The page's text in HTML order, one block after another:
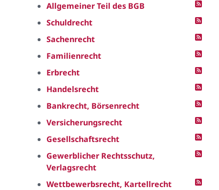
Allgemeiner Teil des BGB
Schuldrecht
Sachenrecht
Familienrecht
Erbrecht
Handelsrecht
Bankrecht, Börsenrecht
Versicherungsrecht
Gesellschaftsrecht
Gewerblicher Rechtsschutz,
Verlagsrecht
Wettbewerbsrecht, Kartellrecht